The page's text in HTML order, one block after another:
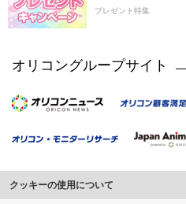
プレゼント特集
オリコングループサイト
クッキーの使用について